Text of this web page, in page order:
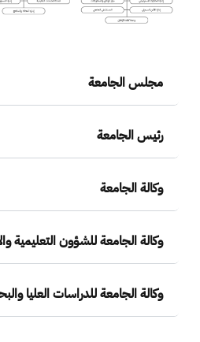
مجلس الجامعة
رئيس الجامعة
وكالة الجامعة
وكالة الجامعة للشؤون التعليمية
وكالة الجامعة للدراسات العليا